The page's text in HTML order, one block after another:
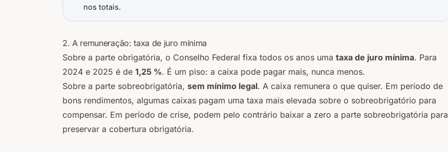
nos totais.
2. A remuneração: taxa de juro mínima
Sobre a parte obrigatória, o Conselho Federal fixa todos os anos uma taxa de juro mínima. Para
2024 e 2025 é de 1,25 %. É um piso: a caixa pode pagar mais, nunca menos.
Sobre a parte sobreobrigatória, sem mínimo legal. A caixa remunera o que quiser. Em período de
bons rendimentos, algumas caixas pagam uma taxa mais elevada sobre o sobreobrigatório para
compensar. Em período de crise, podem pelo contrário baixar a zero a parte sobreobrigatória para
preservar a cobertura obrigatória.